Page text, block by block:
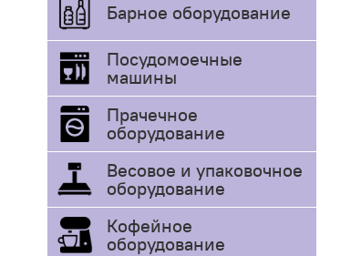
Барное оборудование
Посудомоечные
машины
Прачечное
оборудование
Весовое и упаковочное
оборудование
Кофейное
оборудование